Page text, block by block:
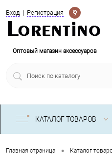
Вход Регистрация
Определение
Оптовый магазин аксессуаров
КАТАЛОГ ТОВАРОВ
Главная страница • Каталог